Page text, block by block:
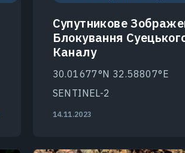
Супутникове
Блокування
Каналу
30.01677°N 32.58807°E
SENTINEL-2
14.11.2023